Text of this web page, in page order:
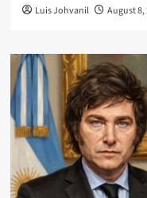
Luis Johvanil August 8,